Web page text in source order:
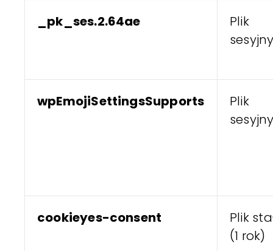
_pk_ses.2.64ae
Plik
wpEmojiSettingsSupports
Plik
cookieyes-consent
Plik
(1 rok)